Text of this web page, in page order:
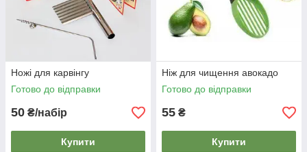
Ножі для карвінгу
Готово до відправки
50 ₴/набір
Купити
Ніж для чищення авокадо
Готово до відправки
55 ₴
Купити